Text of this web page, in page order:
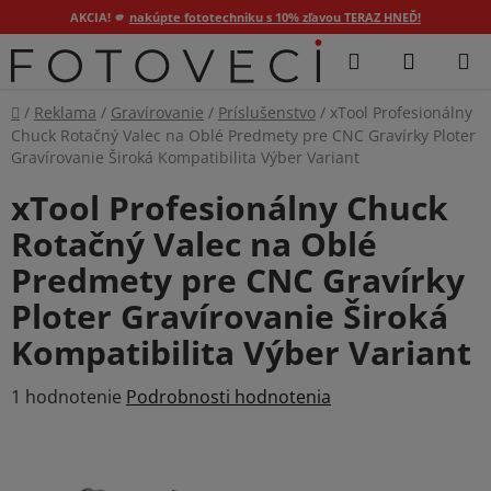
AKCIA! 🫵 nakúpte fototechniku s 10% zľavou TERAZ HNEĎ!
Prejsť
na
Hľadať
Domov
/ Reklama / Gravírovanie / Príslušenstvo / xTool Profesionálny
Chuck Rotačný Valec na Oblé Predmety pre CNC Gravírky Ploter
Gravírovanie Široká Kompatibilita Výber Variant
xTool Profesionálny Chuck
Rotačný Valec na Oblé
Predmety pre CNC Gravírky
Ploter Gravírovanie Široká
Kompatibilita Výber Variant
Priemerné
1 hodnotenie Podrobnosti hodnotenia